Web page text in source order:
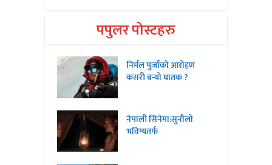
पपुलर पोस्टहरु
निर्मल पुर्जाको आरोहण
कसरी बन्यो घातक ?
नेपाली सिनेमा:सुनौलो
भविष्यतर्फ